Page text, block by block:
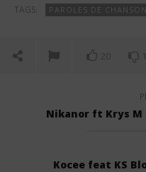
TAGS: PAROLES DE
20 1
Nikanor ft Krys M
Kocee feat KS